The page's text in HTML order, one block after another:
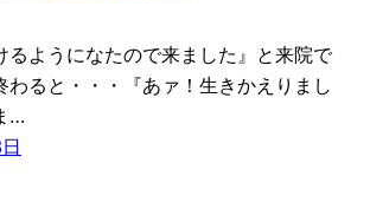
るようになたので来ました』と来院で
わると・・・『あァ！生きかえりまし
…